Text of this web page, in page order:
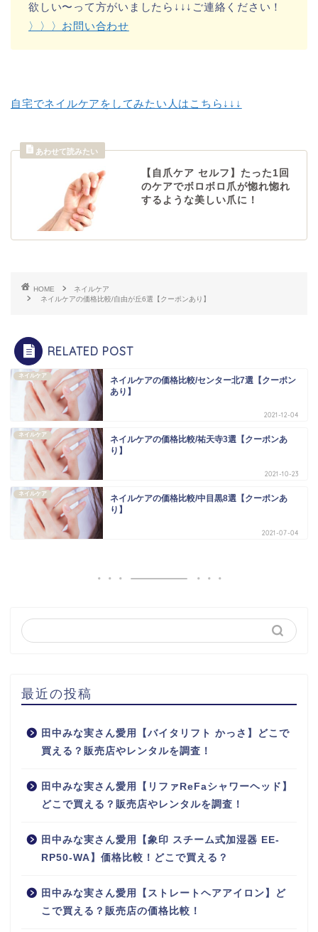
欲しい〜って方がいましたら↓↓↓ご連絡ください！
〉〉〉お問い合わせ
自宅でネイルケアをしてみたい人はこちら↓↓↓
【自爪ケア セルフ】たった1回
のケアでボロボロ爪が惚れ惚れ
するような美しい爪に！
HOME
ネイルケア
ネイルケアの価格比較/自由が丘6選【クーポンあり】
RELATED POST
ネイルケア
ネイルケアの価格比較/センター北7選【クーポン
あり】
2021-12-04
ネイルケア
ネイルケアの価格比較/祐天寺3選【クーポンあ
り】
2021-10-23
ネイルケア
ネイルケアの価格比較/中目黒8選【クーポンあ
り】
2021-07-04
最近の投稿
田中みな実さん愛用【バイタリフト かっさ】どこで
買える？販売店やレンタルを調査！
田中みな実さん愛用【リファReFaシャワーヘッド】
どこで買える？販売店やレンタルを調査！
田中みな実さん愛用【象印 スチーム式加湿器 EE-
RP50-WA】価格比較！どこで買える？
田中みな実さん愛用【ストレートヘアアイロン】ど
こで買える？販売店の価格比較！